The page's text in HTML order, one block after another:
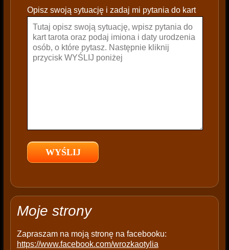
e
a
e
e
p
y
Opisz swoją sytuację i zadaj mi pytania do kart
Moje strony
Zapraszam na moją stronę na facebooku:
https://www.facebook.com/wrozkaotylia